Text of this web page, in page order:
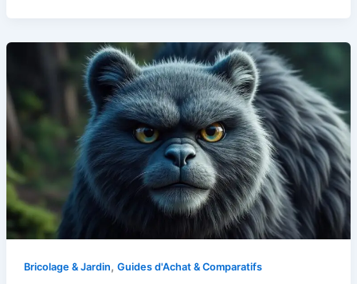
Bricolage & Jardin, Guides d'Achat & Comparatifs